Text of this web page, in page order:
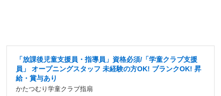
「放課後児童支援員・指導員」資格必須/「学童クラブ支援
員」 オープニングスタッフ 未経験の方OK! ブランクOK! 昇
給・賞与あり
かたつむり学童クラブ指扇